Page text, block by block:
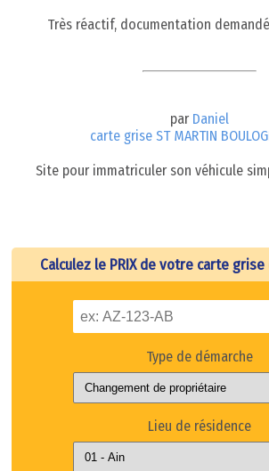
Très réactif, documentation
par Daniel
carte grise ST MARTIN
Site pour immatriculer son véhicule
Calculez le PRIX de votre carte
Type de démarche
Lieu de résidence